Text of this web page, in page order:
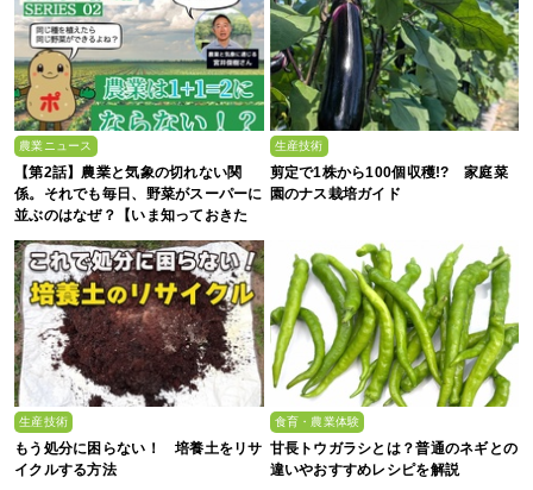
農業ニュース
【第2話】農業と気象の切れない関
係。それでも毎日、野菜がスーパーに
並ぶのはなぜ？【いま知っておきた
い、これからの”食”の話】
生産技術
剪定で1株から100個収穫!? 家庭菜
園のナス栽培ガイド
生産技術
もう処分に困らない！ 培養土をリサ
イクルする方法
食育・農業体験
甘長トウガラシとは？普通のネギとの
違いやおすすめレシピを解説